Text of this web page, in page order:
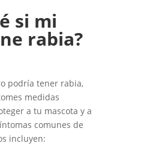
si mi
rabia?
podría tener rabia,
medidas
a tu mascota y a
comunes de
incluyen: